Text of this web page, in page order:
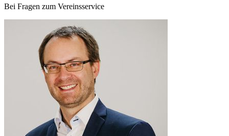
Bei Fragen zum Vereinsservice